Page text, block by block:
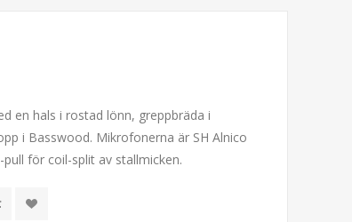
en hals i rostad lönn, greppbräda i
i Basswood. Mikrofonerna är SH Alnico
för coil-split av stallmicken.